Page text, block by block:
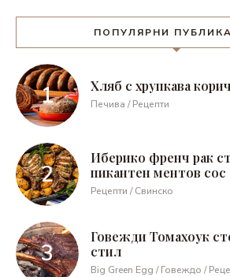
ПОПУЛЯРНИ
Хляб с хрупкава
Печива / Рецепти
Иберико френч рак
пикантен ментов сос
Рецепти / Свинско
Говежди Томахоук
стил
Big Green Egg / Говеждо /